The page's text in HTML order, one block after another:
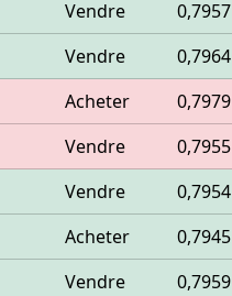
Vendre 0,7957
Vendre 0,7964
Acheter 0,7979
Vendre 0,7955
Vendre 0,7954
Acheter 0,7945
Vendre 0,7959